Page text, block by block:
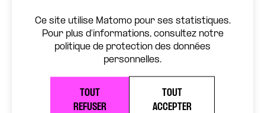
Ce site utilise Matomo pour ses statistiques.
Pour plus d'informations, consultez notre
politique de protection des données
personnelles.
TOUT
REFUSER
TOUT
ACCEPTER